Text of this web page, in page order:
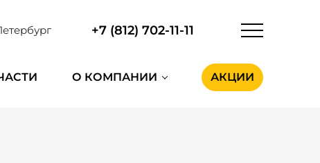
+7 (812) 702-11-11
О КОМПАНИИ АКЦИИ